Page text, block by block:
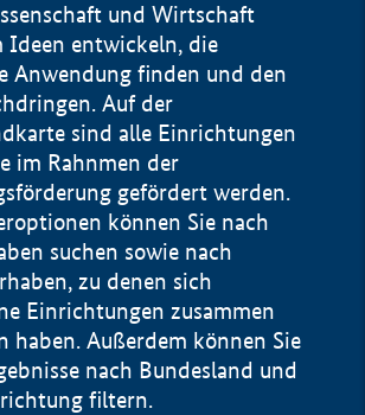
und Wirtschaft
Ideen entwickeln, die
Anwendung finden und den
Auf der
sind alle Einrichtungen
im Rahnmen der
gefördert werden.
können Sie nach
suchen sowie nach
zu denen sich
Einrichtungen zusammen
haben. Außerdem können Sie
nach Bundesland und
filtern.